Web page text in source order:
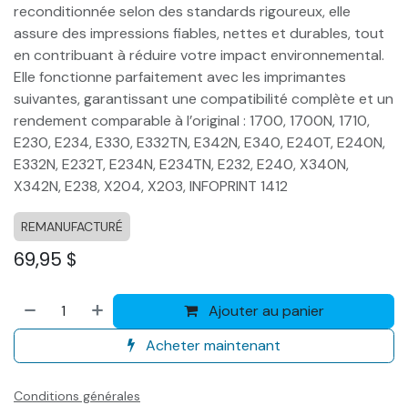
reconditionnée selon des standards rigoureux, elle
assure des impressions fiables, nettes et durables, tout
en contribuant à réduire votre impact environnemental.
Elle fonctionne parfaitement avec les imprimantes
suivantes, garantissant une compatibilité complète et un
rendement comparable à l’original : 1700, 1700N, 1710,
E230, E234, E330, E332TN, E342N, E340, E240T, E240N,
E332N, E232T, E234N, E234TN, E232, E240, X340N,
X342N, E238, X204, X203, INFOPRINT 1412
REMANUFACTURÉ
69,95 $
Ajouter au panier
Acheter maintenant
Conditions générales